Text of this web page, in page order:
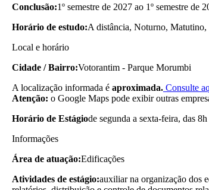
Conclusão:1º semestre de 2027 ao 1º semestre de
Horário de estudo:A distância, Noturno, Matutino,
Local e horário
Cidade / Bairro:Votorantim - Parque Morumbi
A localização informada é aproximada. Consulte
Atenção: o Google Maps pode exibir outras
Horário de Estágiode segunda a sexta-feira, das
Informações
Área de atuação:Edificações
Atividades de estágio:auxiliar na organização dos